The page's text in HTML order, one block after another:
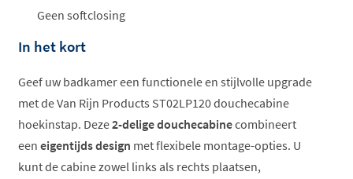
Geen softclosing
In het kort
Geef uw badkamer een functionele en stijlvolle upgrade
met de Van Rijn Products ST02LP120 douchecabine
hoekinstap. Deze2-delige douchecabinecombineert
een eigentijds design met flexibele montage-opties. U
kunt de cabine zowel links als rechts plaatsen,